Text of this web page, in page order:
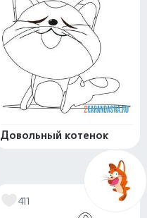
Довольный котенок
411